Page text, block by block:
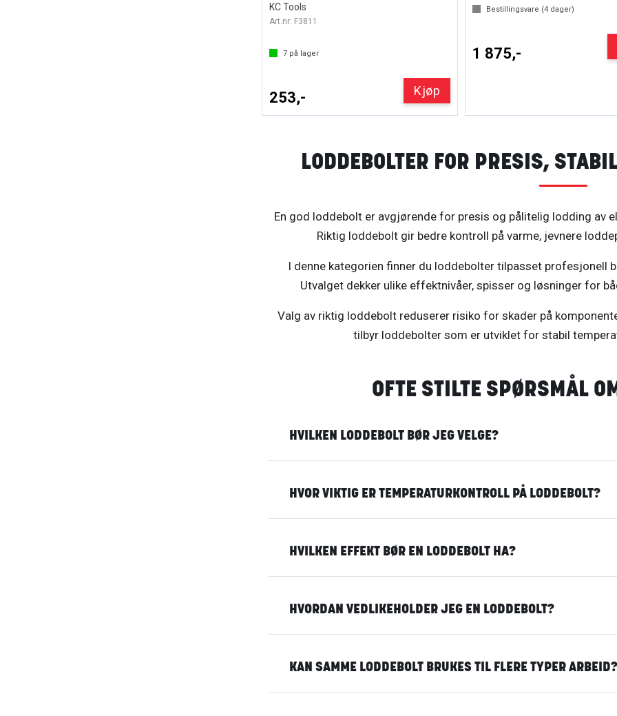
KC Tools
Art.nr: F3811
7på lager
253,- Kjøp
Bestillingsvare (4 dager)
1 875,-
LODDEBOLTER FOR PRESIS,
En god loddebolt er avgjørende for presis og pålitelig lodding av
Riktig loddebolt gir bedre kontroll på varme, jevnere
I denne kategorien finner du loddebolter tilpasset profesjonell
Utvalget dekker ulike effektnivåer, spisser og løsninger for
Valg av riktig loddebolt reduserer risiko for skader på
tilbyr loddebolter som er utviklet for stabil
OFTE STILTE SPØRSMÅL
HVILKEN LODDEBOLT BØR JEG VELGE?
HVOR VIKTIG ER TEMPERATURKONTROLL PÅ LODDEBOLT?
HVILKEN EFFEKT BØR EN LODDEBOLT HA?
HVORDAN VEDLIKEHOLDER JEG EN LODDEBOLT?
KAN SAMME LODDEBOLT BRUKES TIL FLERE TYPER ARBEID?